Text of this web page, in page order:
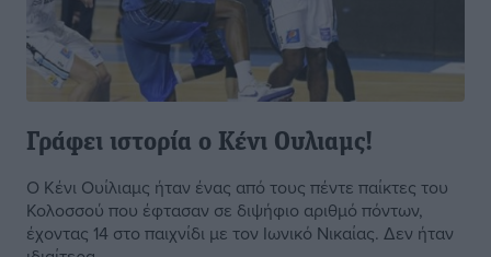
Γράφει ιστορία ο Κένι Ουλιαμς!
Ο Κένι Ουίλιαμς ήταν ένας από τους πέντε παίκτες του
Κολοσσού που έφτασαν σε διψήφιο αριθμό πόντων,
έχοντας 14 στο παιχνίδι με τον Ιωνικό Νικαίας. Δεν ήταν